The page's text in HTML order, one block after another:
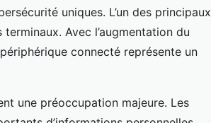
uniques. L’un des principaux
terminaux. Avec l’augmentation du
connecté représente un
une préoccupation majeure. Les